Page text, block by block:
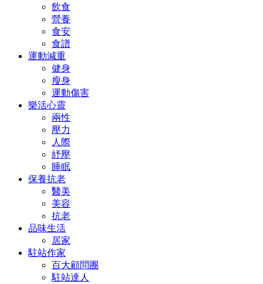
飲食
營養
食安
食譜
運動減重
健身
瘦身
運動傷害
樂活心靈
兩性
壓力
人際
紓壓
睡眠
保養抗老
醫美
美容
抗老
品味生活
居家
駐站作家
百大顧問團
駐站達人